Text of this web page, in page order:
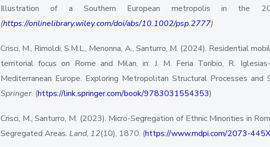
Illustration of a Southern European metropolis in the
(https://onlinelibrary.wiley.com/doi/abs/10.1002/psp.2777)
Crisci, M., Rimoldi, S.M.L., Menonna, A., Santurro, M. (2024). Residential
territorial focus on Rome and Milan, in: J. M. Feria Toribio, R.
Mediterranean Europe. Exploring Metropolitan Structural Processes and
Springer. (https://link.springer.com/book/9783031554353)
Crisci, M., Santurro, M. (2023). Micro-Segregation of Ethnic Minorities in
Segregated Areas. Land, 12(10), 1870. (https://www.mdpi.com/2073-